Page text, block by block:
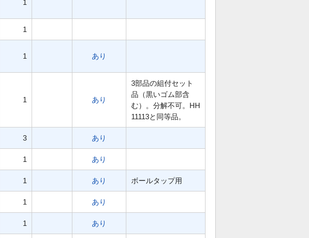
1
1
1 あり
1 あり
3部品の組付セット
品（黒いゴム部含
む）。分解不可。HH
11113と同等品。
3 あり
1 あり
1 あり ボールタップ用
1 あり
1 あり